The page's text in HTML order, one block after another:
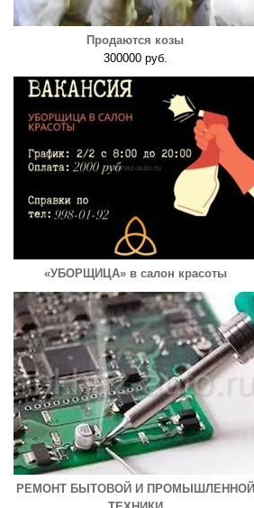
Продаются козы
300000 руб.
«УБОРЩИЦА» в салон красоты
РЕМОНТ БЫТОВОЙ И ПРОМЫШЛЕННОЙ